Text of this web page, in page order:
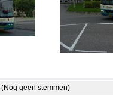
(Nog geen stemmen)